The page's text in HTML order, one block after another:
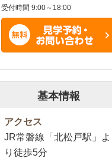
受付時間 9:00～18:00
基本情報
アクセス
JR常磐線「北松戸駅」よ
り徒歩5分